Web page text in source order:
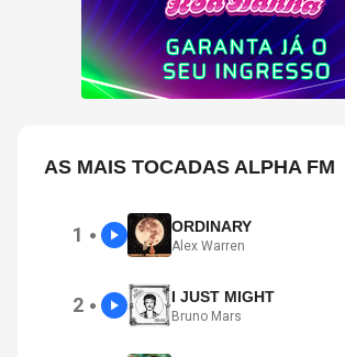
AS MAIS TOCADAS ALPHA FM
1 ● ORDINARY
Alex Warren
2 ● I JUST MIGHT
Bruno Mars